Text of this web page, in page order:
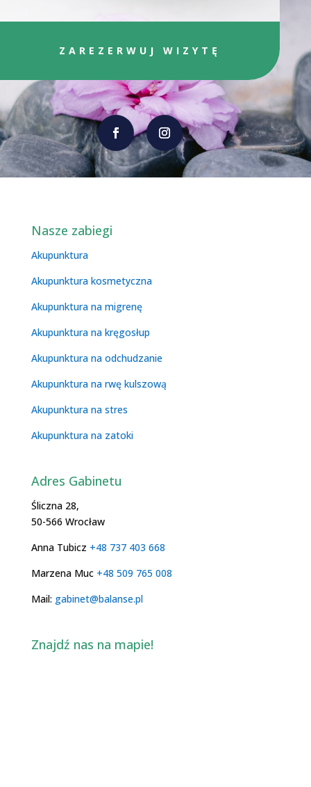
ZAREZERWUJ WIZYTĘ
Nasze zabiegi
Akupunktura
Akupunktura kosmetyczna
Akupunktura na migrenę
Akupunktura na kręgosłup
Akupunktura na odchudzanie
Akupunktura na rwę kulszową
Akupunktura na stres
Akupunktura na zatoki
Adres Gabinetu
Śliczna 28,
50-566 Wrocław
Anna Tubicz +48 737 403 668
Marzena Muc +48 509 765 008
Mail: gabinet@balanse.pl
Znajdź nas na mapie!